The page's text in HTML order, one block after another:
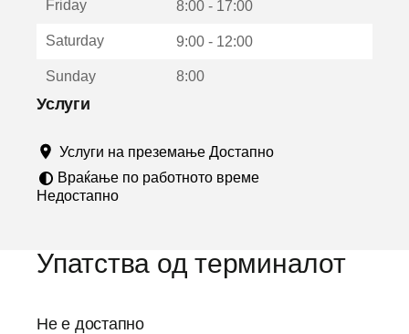
о
р
Friday 8:00 - 17:00
Saturday 9:00 - 12:00
Sunday 8:00
Услуги
Услуги на преземање Достапно
Враќање по работното време
Недостапно
Упатства од терминалот
Не е достапно